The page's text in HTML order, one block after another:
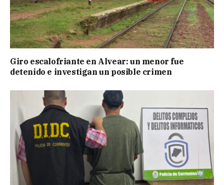
Giro escalofriante en Alvear: un menor fue
detenido e investigan un posible crimen